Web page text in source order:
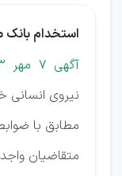
استخدام بانک
آگهی 7 مهر 1403:
نیروی
مطابق با
متقاضیان